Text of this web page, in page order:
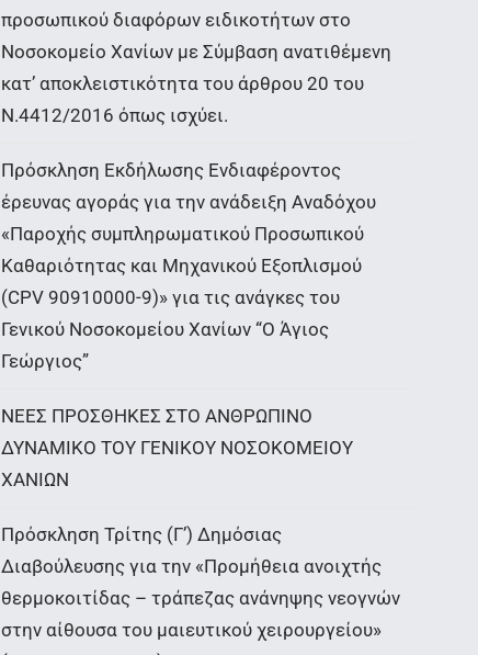
προσωπικού διαφόρων ειδικοτήτων στο
Νοσοκομείο Χανίων με Σύμβαση ανατιθέμενη
κατ’ αποκλειστικότητα του άρθρου 20 του
Ν.4412/2016 όπως ισχύει.
Πρόσκληση Εκδήλωσης Ενδιαφέροντος
έρευνας αγοράς για την ανάδειξη Αναδόχου
«Παροχής συμπληρωματικού Προσωπικού
Καθαριότητας και Μηχανικού Εξοπλισμού
(CPV 90910000-9)» για τις ανάγκες του
Γενικού Νοσοκομείου Χανίων “Ο Άγιος
Γεώργιος”
ΝΕΕΣ ΠΡΟΣΘΗΚΕΣ ΣΤΟ ΑΝΘΡΩΠΙΝΟ
ΔΥΝΑΜΙΚΟ ΤΟΥ ΓΕΝΙΚΟΥ ΝΟΣΟΚΟΜΕΙΟΥ
ΧΑΝΙΩΝ
Πρόσκληση Τρίτης (Γ’) Δημόσιας
Διαβούλευσης για την «Προμήθεια ανοιχτής
θερμοκοιτίδας – τράπεζας ανάνηψης νεογνών
στην αίθουσα του μαιευτικού χειρουργείου»